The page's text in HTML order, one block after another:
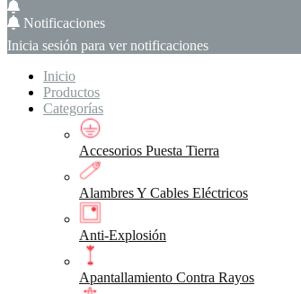
Notificaciones
Inicia sesión para ver notificaciones
Inicio
Productos
Categorías
Accesorios Puesta Tierra
Alambres Y Cables Eléctricos
Anti-Explosión
Apantallamiento Contra Rayos